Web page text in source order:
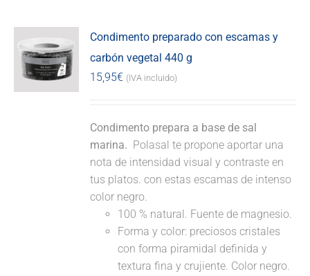
Condimento preparado con escamas y
carbón vegetal 440 g
15,95€ (IVA incluido)
Condimento prepara a base de sal
marina. Polasal te propone aportar una
nota de intensidad visual y contraste en
tus platos. con estas escamas de intenso
color negro.
100 % natural. Fuente de magnesio.
Forma y color: preciosos cristales
con forma piramidal definida y
textura fina y crujiente. Color negro.